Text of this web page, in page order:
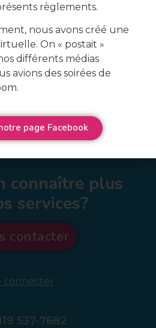
connaître plus
services?
contacter
connecter
537-7682
règlements.
nous avons créé une
On « postait »
différents médias
avions des soirées de
page Facebook